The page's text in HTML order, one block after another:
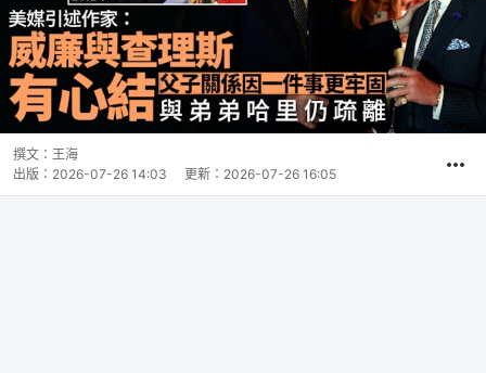
撰文： 王海
出版： 2026-07-26 14:03 更新： 2026-07-26 16:05